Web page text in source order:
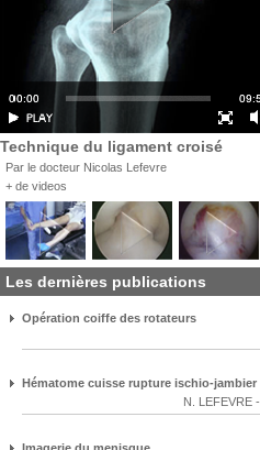
Technique du ligament croisé
Par le docteur Nicolas Lefevre
+ de videos
Les dernières publications
Opération coiffe des rotateurs
Hématome cuisse rupture ischio-jambier
N. LEFEVRE -